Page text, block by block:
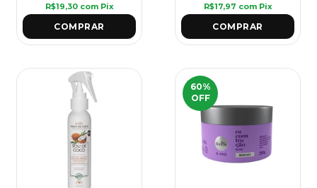
R$19,30 com Pix R$17,97 com Pix
60%
OFF